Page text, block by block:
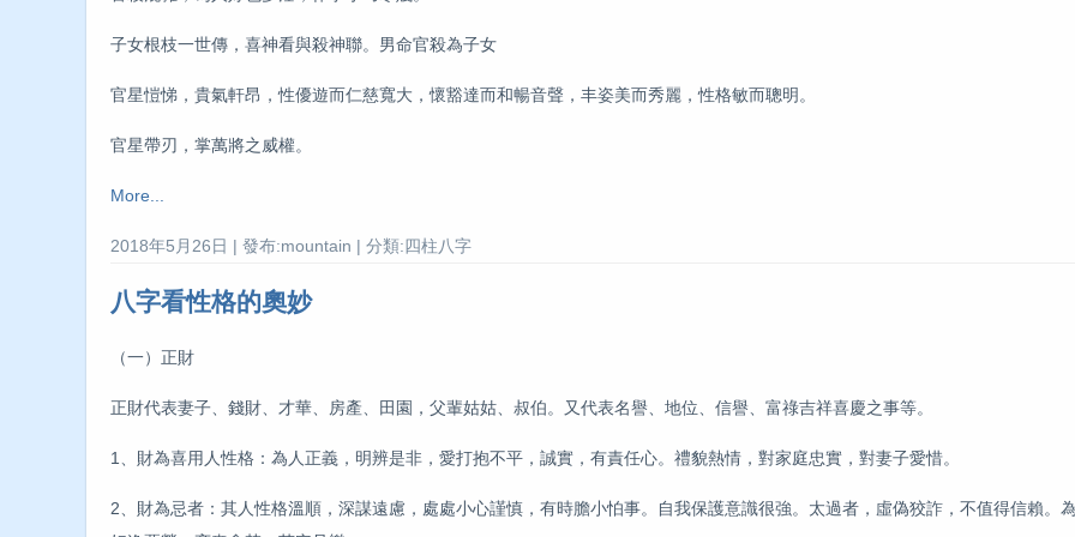
子女根枝一世傳，喜神看與殺神聯。男命官殺為子女
官星愷悌，貴氣軒昂，性優遊而仁慈寬大，懷豁達而和暢音聲，丰姿美而秀麗，性格敏而聰明。
官星帶刃，掌萬將之威權。
More...
2018年5月26日 | 發布:mountain | 分類:四柱八字
八字看性格的奧妙
（一）正財
正財代表妻子、錢財、才華、房產、田園，父輩姑姑、叔伯。又代表名譽、地位、信譽、富祿吉祥喜慶之事等。
1、財為喜用人性格：為人正義，明辨是非，愛打抱不平，誠實，有責任心。禮貌熱情，對家庭忠實，對妻子愛惜。
2、財為忌者：其人性格溫順，深謀遠慮，處處小心謹慎，有時膽小怕事。自我保護意識很強。太過者，虛偽狡詐，不值得信賴。